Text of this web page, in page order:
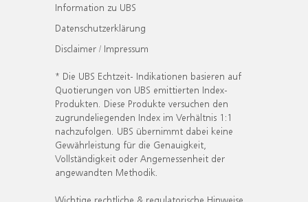
Information zu UBS
Datenschutzerklärung
Disclaimer / Impressum
* Die UBS Echtzeit- Indikationen basieren auf
Quotierungen von UBS emittierten Index-
Produkten. Diese Produkte versuchen den
zugrundeliegenden Index im Verhältnis 1:1
nachzufolgen. UBS übernimmt dabei keine
Gewährleistung für die Genauigkeit,
Vollständigkeit oder Angemessenheit der
angewandten Methodik.